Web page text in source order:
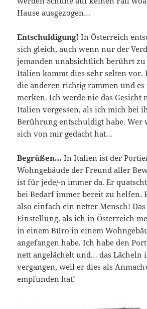
Hause ausgezogen…
Entschuldigung! In Österreich
sich gleich, auch wenn nur der
jemanden unabsichtlich berührt zu
Italien kommt dies sehr selten vor.
die anderen richtig rammen und
merken. Ich werde nie das Gesicht
Italien vergessen, als ich mich bei
Berührung entschuldigt habe. Wer
sich von mir gedacht hat…
Begrüßen… In Italien ist der
Wohngebäude der Freund aller
ist für jede/-n immer da. Er
bei Bedarf immer bereit zu helfen.
also einfach ein netter Mensch!
Einstellung, als ich in Österreich
in einem Büro in einem
angefangen habe. Ich habe den
nett angelächelt und… das Lächeln
vergangen, weil er dies als
empfunden hat!